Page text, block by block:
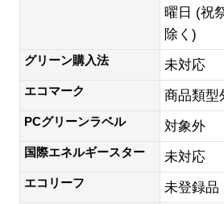
曜日 (祝
除く)
グリーン購入法 未対応
エコマーク 商品類型
PCグリーンラベル 対象外
国際エネルギースター 未対応
エコリーフ 未登録品